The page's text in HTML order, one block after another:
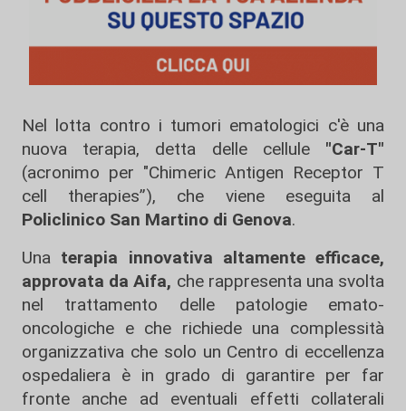
Nel lotta contro i tumori ematologici c'è una
nuova terapia, detta delle cellule "Car-T"
(acronimo per "Chimeric Antigen Receptor T
cell therapies”), che viene eseguita al
Policlinico San Martino di Genova.
Una terapia innovativa altamente efficace,
approvata da Aifa, che rappresenta una svolta
nel trattamento delle patologie emato-
oncologiche e che richiede una complessità
organizzativa che solo un Centro di eccellenza
ospedaliera è in grado di garantire per far
fronte anche ad eventuali effetti collaterali